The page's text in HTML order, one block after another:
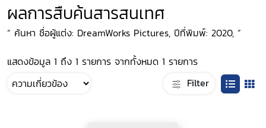
ผลการสืบค้นสารสนเทศ
“ ค้นหา ชื่อผู้แต่ง: DreamWorks Pictures, ปีที่พิมพ์: 2020, ”
แสดงข้อมูล 1 ถึง 1 รายการ จากทั้งหมด 1 รายการ
Filter